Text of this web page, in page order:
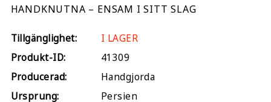
HANDKNUTNA – ENSAM I SITT SLAG
Tillgänglighet:
I LAGER
Produkt-ID:
41309
Producerad:
Handgjorda
Ursprung:
Persien